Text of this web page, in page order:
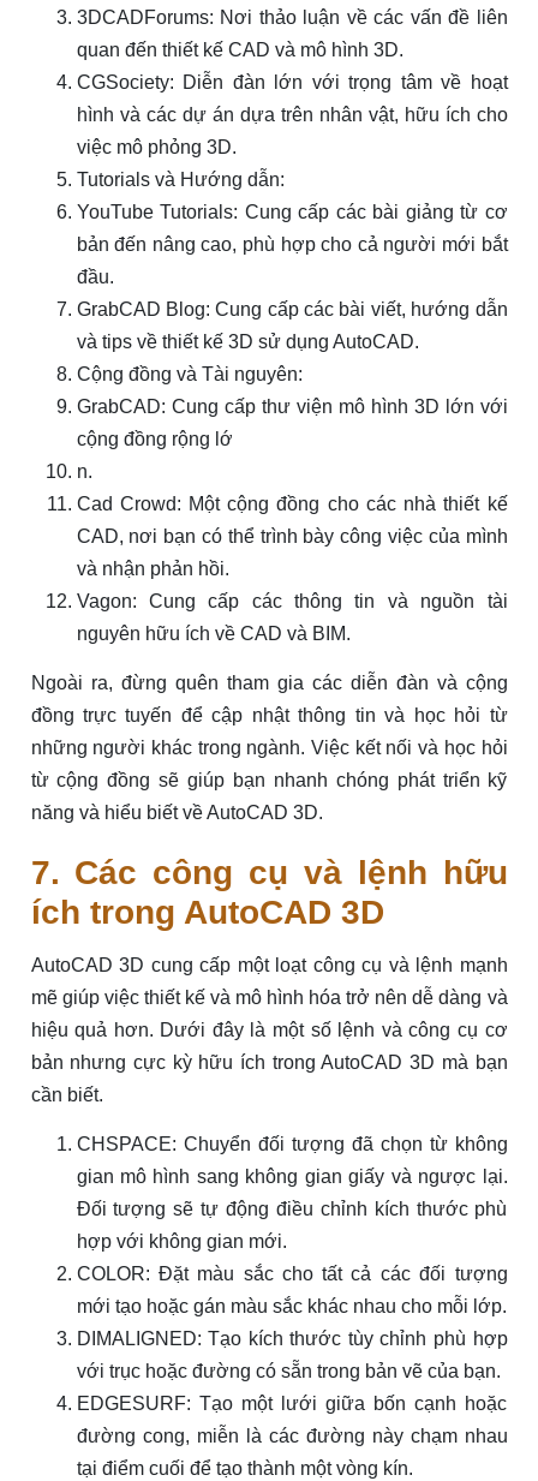
3DCADForums: Nơi thảo luận về các vấn đề liên
quan đến thiết kế CAD và mô hình 3D.
CGSociety: Diễn đàn lớn với trọng tâm về hoạt
hình và các dự án dựa trên nhân vật, hữu ích cho
việc mô phỏng 3D.
Tutorials và Hướng dẫn:
YouTube Tutorials: Cung cấp các bài giảng từ cơ
bản đến nâng cao, phù hợp cho cả người mới bắt
đầu.
GrabCAD Blog: Cung cấp các bài viết, hướng dẫn
và tips về thiết kế 3D sử dụng AutoCAD.
Cộng đồng và Tài nguyên:
GrabCAD: Cung cấp thư viện mô hình 3D lớn với
cộng đồng rộng lớ
n.
Cad Crowd: Một cộng đồng cho các nhà thiết kế
CAD, nơi bạn có thể trình bày công việc của mình
và nhận phản hồi.
Vagon: Cung cấp các thông tin và nguồn tài
nguyên hữu ích về CAD và BIM.
Ngoài ra, đừng quên tham gia các diễn đàn và cộng
đồng trực tuyến để cập nhật thông tin và học hỏi từ
những người khác trong ngành. Việc kết nối và học hỏi
từ cộng đồng sẽ giúp bạn nhanh chóng phát triển kỹ
năng và hiểu biết về AutoCAD 3D.
7. Các công cụ và lệnh hữu
ích trong AutoCAD 3D
AutoCAD 3D cung cấp một loạt công cụ và lệnh mạnh
mẽ giúp việc thiết kế và mô hình hóa trở nên dễ dàng và
hiệu quả hơn. Dưới đây là một số lệnh và công cụ cơ
bản nhưng cực kỳ hữu ích trong AutoCAD 3D mà bạn
cần biết.
CHSPACE: Chuyển đối tượng đã chọn từ không
gian mô hình sang không gian giấy và ngược lại.
Đối tượng sẽ tự động điều chỉnh kích thước phù
hợp với không gian mới.
COLOR: Đặt màu sắc cho tất cả các đối tượng
mới tạo hoặc gán màu sắc khác nhau cho mỗi lớp.
DIMALIGNED: Tạo kích thước tùy chỉnh phù hợp
với trục hoặc đường có sẵn trong bản vẽ của bạn.
EDGESURF: Tạo một lưới giữa bốn cạnh hoặc
đường cong, miễn là các đường này chạm nhau
tại điểm cuối để tạo thành một vòng kín.